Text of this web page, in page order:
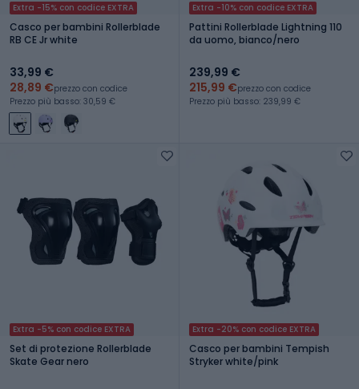
Extra -15% con codice EXTRA
Casco per bambini Rollerblade
RB CE Jr white
33,99 €
28,89 €prezzo con codice
Prezzo più basso: 30,59 €
Extra -10% con codice EXTRA
Pattini Rollerblade Lightning 110
da uomo, bianco/nero
239,99 €
215,99 €prezzo con codice
Prezzo più basso: 239,99 €
Extra -5% con codice EXTRA
Set di protezione Rollerblade
Skate Gear nero
Extra -20% con codice EXTRA
Casco per bambini Tempish
Stryker white/pink